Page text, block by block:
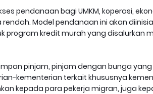
pendanaan bagi UMKM, koperasi,
Model pendanaan ini akan
program kredit murah yang disalurkan
pinjam, pinjam dengan bunga
kementerian terkait khususnya
kepada para pekerja migran, juga